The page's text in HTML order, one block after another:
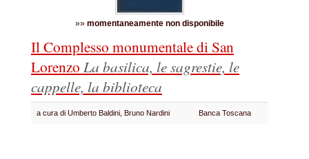
»» momentaneamente non disponibile
Il Complesso monumentale di San
Lorenzo La basilica, le sagrestie, le
cappelle, la biblioteca
a cura di Umberto Baldini, Bruno Nardini Banca Toscana